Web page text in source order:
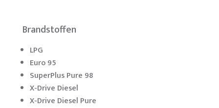
Brandstoffen
LPG
Euro 95
SuperPlus Pure 98
X-Drive Diesel
X-Drive Diesel Pure